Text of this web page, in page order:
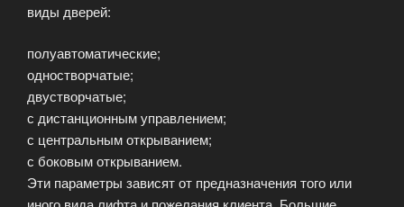
виды дверей:
полуавтоматические;
одностворчатые;
двустворчатые;
с дистанционным управлением;
с центральным открыванием;
с боковым открыванием.
Эти параметры зависят от предназначения того или